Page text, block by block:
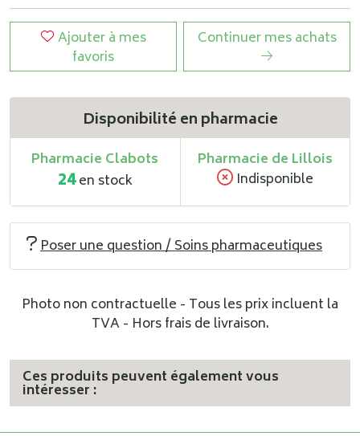
Ajouter à mes
favoris
Continuer mes achats
Disponibilité en pharmacie
Pharmacie Clabots
24en stock
Pharmacie de Lillois
Indisponible
Poser une question / Soins pharmaceutiques
Photo non contractuelle - Tous les prix incluent la
TVA - Hors frais de livraison.
Ces produits peuvent également vous
intéresser :